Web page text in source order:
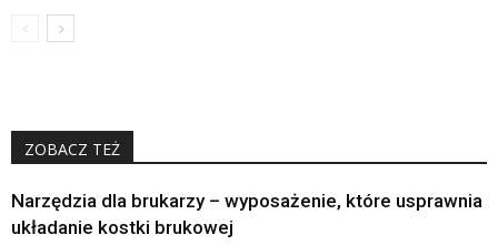
ZOBACZ TEŻ
Narzędzia dla brukarzy – wyposażenie, które usprawnia
układanie kostki brukowej